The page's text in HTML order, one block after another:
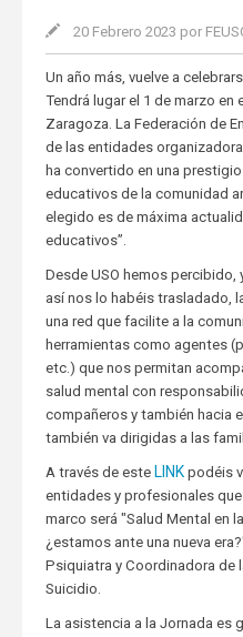
20 Febrero 2023 por
Un año más, vuelve a
Tendrá lugar el 1 de marzo en
Zaragoza. La Federación de
de las entidades
ha convertido en una
educativos de la comunidad
elegido es de máxima
educativos”.
Desde USO hemos
así nos lo habéis trasladado,
una red que facilite a la
herramientas como agentes
etc.) que nos permitan
salud mental con
compañeros y también hacia
también va dirigidas a las
A través de este LINKpodéis
entidades y profesionales
marco será "Salud Mental en
¿estamos ante una nueva
Psiquiatra y Coordinadora de
Suicidio.
La asistencia a la Jornada es